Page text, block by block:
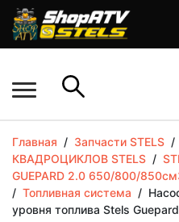
Главная / Запчасти STELS /
КВАДРОЦИКЛОВ STELS /
GUEPARD 2.0 650/800/
/ Топливная система /
уровня топлива Stels